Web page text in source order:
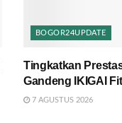
BOGOR24UPDATE
Tingkatkan
Gandeng IKIGAI
7 AGUSTUS 2026